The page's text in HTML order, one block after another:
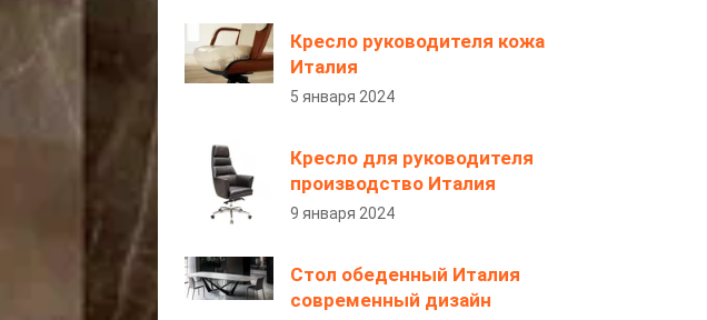
Кресло руководителя кожа
Италия
5 января 2024
Кресло для руководителя
производство Италия
9 января 2024
Стол обеденный Италия
современный дизайн